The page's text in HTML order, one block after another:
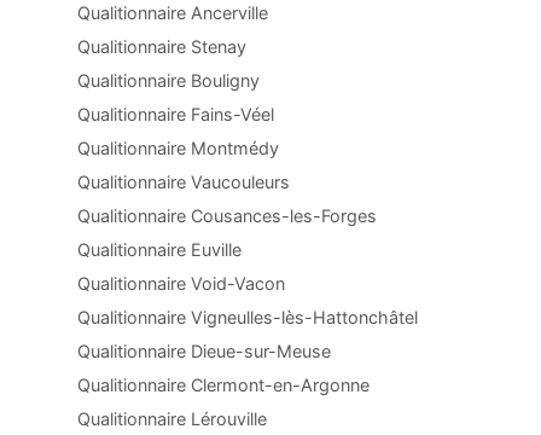
Qualitionnaire Ancerville
Qualitionnaire Stenay
Qualitionnaire Bouligny
Qualitionnaire Fains-Véel
Qualitionnaire Montmédy
Qualitionnaire Vaucouleurs
Qualitionnaire Cousances-les-Forges
Qualitionnaire Euville
Qualitionnaire Void-Vacon
Qualitionnaire Vigneulles-lès-Hattonchâtel
Qualitionnaire Dieue-sur-Meuse
Qualitionnaire Clermont-en-Argonne
Qualitionnaire Lérouville